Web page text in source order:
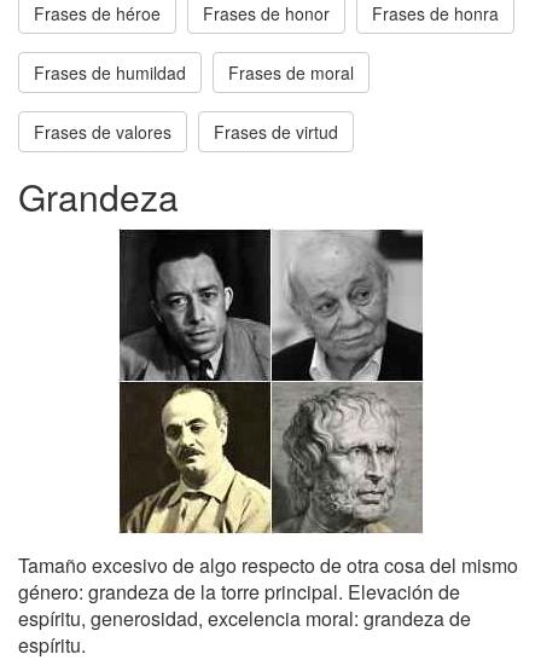
Frases de héroe Frases de honor Frases de honra
Frases de humildad Frases de moral
Frases de valores Frases de virtud
Grandeza
Tamaño excesivo de algo respecto de otra cosa del mismo
género: grandeza de la torre principal. Elevación de
espíritu, generosidad, excelencia moral: grandeza de
espíritu.